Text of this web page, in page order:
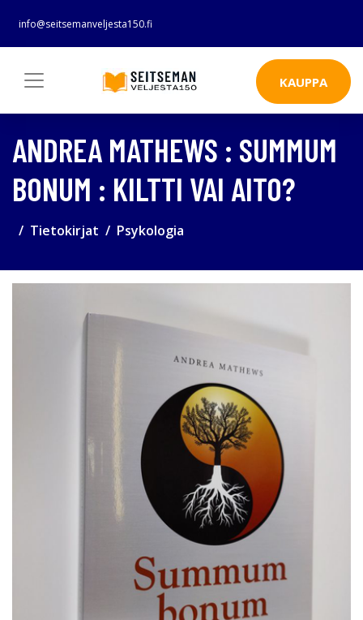
info@seitsemanveljesta150.fi
KAUPPA
ANDREA MATHEWS : SUMMUM
BONUM : KILTTI VAI AITO?
Tietokirjat Psykologia